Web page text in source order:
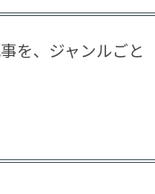
を、ジャンルごと